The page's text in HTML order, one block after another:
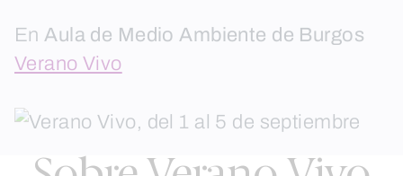
EnAula de Medio Ambiente de Burgos
Verano Vivo